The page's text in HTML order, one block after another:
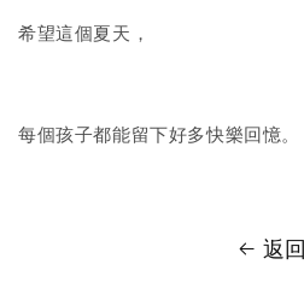
希望這個夏天，
每個孩子都能留下好多快樂回憶。
返回